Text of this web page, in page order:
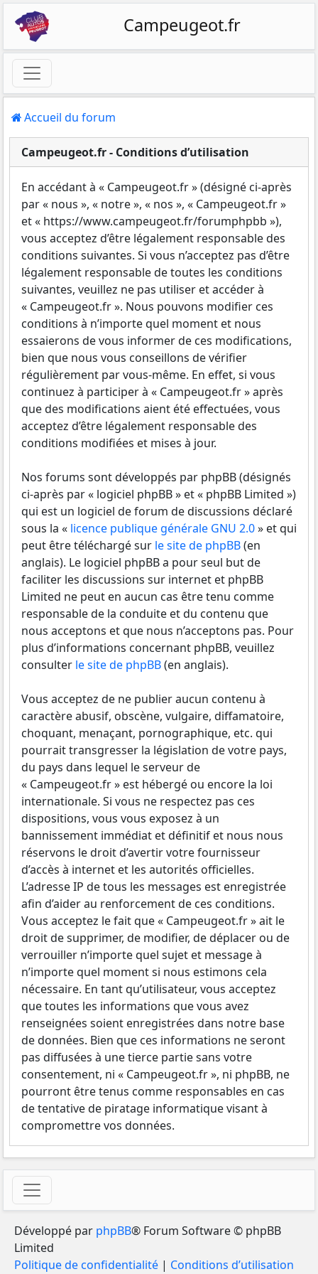
Campeugeot.fr
Accueil du forum
Campeugeot.fr - Conditions d’utilisation
En accédant à « Campeugeot.fr » (désigné ci-après
par « nous », « notre », « nos », « Campeugeot.fr »
et « https://www.campeugeot.fr/forumphpbb »),
vous acceptez d’être légalement responsable des
conditions suivantes. Si vous n’acceptez pas d’être
légalement responsable de toutes les conditions
suivantes, veuillez ne pas utiliser et accéder à
« Campeugeot.fr ». Nous pouvons modifier ces
conditions à n’importe quel moment et nous
essaierons de vous informer de ces modifications,
bien que nous vous conseillons de vérifier
régulièrement par vous-même. En effet, si vous
continuez à participer à « Campeugeot.fr » après
que des modifications aient été effectuées, vous
acceptez d’être légalement responsable des
conditions modifiées et mises à jour.
Nos forums sont développés par phpBB (désignés
ci-après par « logiciel phpBB » et « phpBB Limited »)
qui est un logiciel de forum de discussions déclaré
sous la « licence publique générale GNU 2.0» et qui
peut être téléchargé sur le site de phpBB(en
anglais). Le logiciel phpBB a pour seul but de
faciliter les discussions sur internet et phpBB
Limited ne peut en aucun cas être tenu comme
responsable de la conduite et du contenu que
nous acceptons et que nous n’acceptons pas. Pour
plus d’informations concernant phpBB, veuillez
consulter le site de phpBB(en anglais).
Vous acceptez de ne publier aucun contenu à
caractère abusif, obscène, vulgaire, diffamatoire,
choquant, menaçant, pornographique, etc. qui
pourrait transgresser la législation de votre pays,
du pays dans lequel le serveur de
« Campeugeot.fr » est hébergé ou encore la loi
internationale. Si vous ne respectez pas ces
dispositions, vous vous exposez à un
bannissement immédiat et définitif et nous nous
réservons le droit d’avertir votre fournisseur
d’accès à internet et les autorités officielles.
L’adresse IP de tous les messages est enregistrée
afin d’aider au renforcement de ces conditions.
Vous acceptez le fait que « Campeugeot.fr » ait le
droit de supprimer, de modifier, de déplacer ou de
verrouiller n’importe quel sujet et message à
n’importe quel moment si nous estimons cela
nécessaire. En tant qu’utilisateur, vous acceptez
que toutes les informations que vous avez
renseignées soient enregistrées dans notre base
de données. Bien que ces informations ne seront
pas diffusées à une tierce partie sans votre
consentement, ni « Campeugeot.fr », ni phpBB, ne
pourront être tenus comme responsables en cas
de tentative de piratage informatique visant à
compromettre vos données.
Développé par phpBB® Forum Software © phpBB
Limited
Politique de confidentialité | Conditions d’utilisation